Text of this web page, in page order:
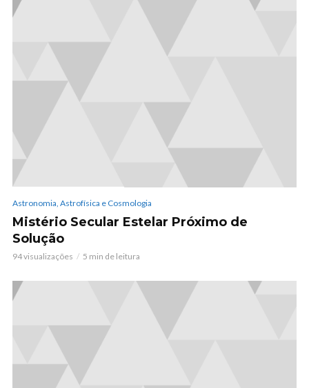
Astronomia, Astrofísica e Cosmologia
Mistério Secular Estelar Próximo de
Solução
94 visualizações 5 min de leitura